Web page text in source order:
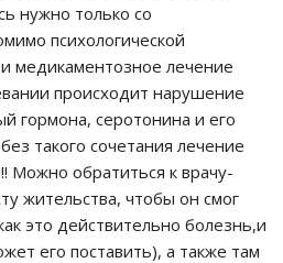
нужно только со
психологической
медикаментозное лечение
происходит нарушение
гормона, серотонина и его
такого сочетания лечение
Можно обратиться к врачу-
жительства, чтобы он смог
это действительно болезнь,и
его поставить), а также там